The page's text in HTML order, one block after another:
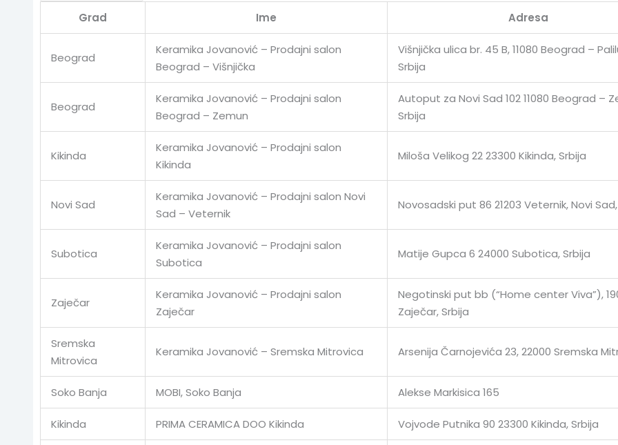
Grad Ime Adresa
Beograd
Keramika Jovanović – Prodajni salon
Beograd – Višnjička
Višnjička ulica br. 45 B, 11080 Beograd –
Srbija
Beograd
Keramika Jovanović – Prodajni salon
Beograd – Zemun
Autoput za Novi Sad 102 11080 Beograd –
Srbija
Kikinda
Keramika Jovanović – Prodajni salon
Kikinda
Miloša Velikog 22 23300 Kikinda, Srbija
Novi Sad
Keramika Jovanović – Prodajni salon Novi
Sad – Veternik
Novosadski put 86 21203 Veternik, Novi
Subotica
Keramika Jovanović – Prodajni salon
Subotica
Matije Gupca 6 24000 Subotica, Srbija
Zaječar
Keramika Jovanović – Prodajni salon
Zaječar
Negotinski put bb (“Home center Viva”),
Zaječar, Srbija
Sremska
Mitrovica
Keramika Jovanović – Sremska Mitrovica Arsenija Čarnojevića 23, 22000 Sremska
Soko Banja MOBI, Soko Banja Alekse Markisica 165
Kikinda PRIMA CERAMICA DOO Kikinda Vojvode Putnika 90 23300 Kikinda, Srbija